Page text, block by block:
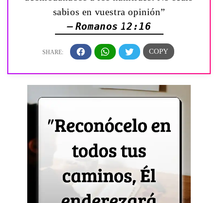
sabios en vuestra opinión”
— Romanos 12:16